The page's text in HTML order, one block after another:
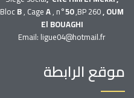
BlocB, CageA, n°50,BP 260, OUM
El BOUAGHI
Email: ligue04@hotmail.fr
موقع الرابطة